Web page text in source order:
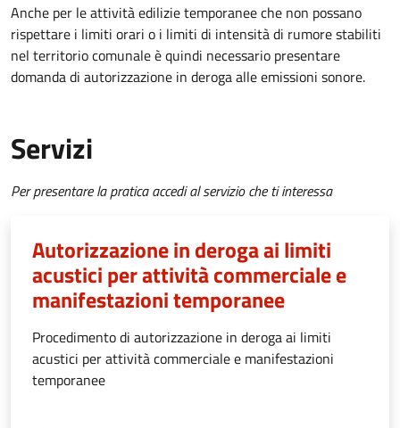
Anche per le attività edilizie temporanee che non possano
rispettare i limiti orari o i limiti di intensità di rumore stabiliti
nel territorio comunale è quindi necessario presentare
domanda di autorizzazione in deroga alle emissioni sonore.
Servizi
Per presentare la pratica accedi al servizio che ti interessa
Autorizzazione in deroga ai limiti
acustici per attività commerciale e
manifestazioni temporanee
Procedimento di autorizzazione in deroga ai limiti
acustici per attività commerciale e manifestazioni
temporanee